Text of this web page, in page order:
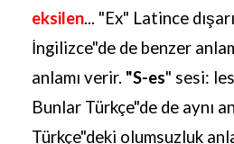
eksilen... "Ex" Latince
İngilizce"de de benzer
anlamı verir. "S-es" sesi:
Bunlar Türkçe"de de aynı
Türkçe"deki olumsuzluk